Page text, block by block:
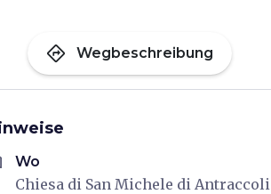
directions Wegbeschreibung
Wo
Chiesa di San Michele di Antraccoli